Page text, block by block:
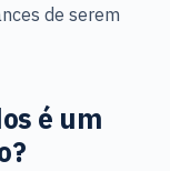
de serem
é um